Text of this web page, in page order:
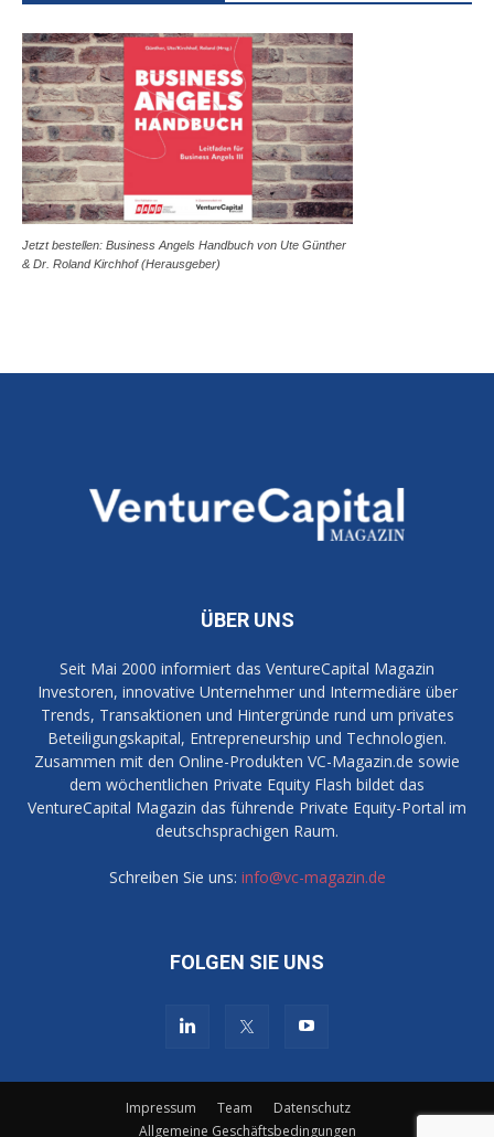
Jetzt bestellen: Business Angels Handbuch von Ute Günther
& Dr. Roland Kirchhof (Herausgeber)
ÜBER UNS
Seit Mai 2000 informiert das VentureCapital Magazin
Investoren, innovative Unternehmer und Intermediäre über
Trends, Transaktionen und Hintergründe rund um privates
Beteiligungskapital, Entrepreneurship und Technologien.
Zusammen mit den Online-Produkten VC-Magazin.de sowie
dem wöchentlichen Private Equity Flash bildet das
VentureCapital Magazin das führende Private Equity-Portal im
deutschsprachigen Raum.
Schreiben Sie uns: info@vc-magazin.de
FOLGEN SIE UNS
Impressum Team
Datenschutz
Allgemeine Geschäftsbedingungen